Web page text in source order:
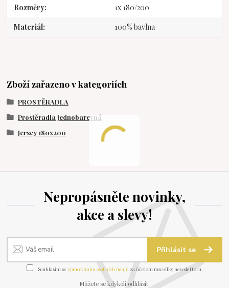
Rozměry 1x 180/200
Materiál 100% bavlna
Zboží zařazeno v kategoriích
PROSTĚRADLA
Prostěradla jednobarevná
Jersey 180x200
Nepropásněte novinky,
akce a slevy!
Přihlásit se
Souhlasím se zpracováním osobních údajů za účelem rozesílky newsletteru.
Můžete se kdykoli odhlásit.